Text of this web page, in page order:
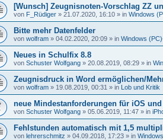
[Wunsch] Zeugnisnoten-Vorschlag ZZ
von F_Rüdiger » 21.07.2020, 16:10 » in Windows
Bitte mehr Datenfelder
von wolfram » 04.02.2020, 20:09 » in Windows
Neues in Schulfix 8.8
von Schuster Wolfgang » 20.08.2019, 08:29 » in
Zeugnisdruck in Word ermöglichen/
von wolfram » 19.08.2019, 00:31 » in Lob und Kritik
neue Mindestanforderungen für iOS und
von Schuster Wolfgang » 05.06.2019, 11:47 » in
Fehlstunden automatisch mit 1,5
von lehrerschmitz » 04.09.2018, 17:23 » in